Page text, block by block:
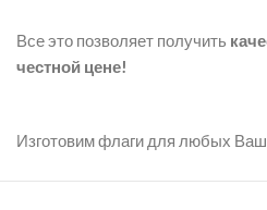
Все это позволяет получить
честной цене!
Изготовим флаги для любых